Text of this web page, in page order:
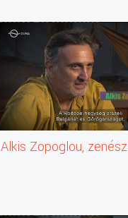
Alkis Zopoglou, zenész